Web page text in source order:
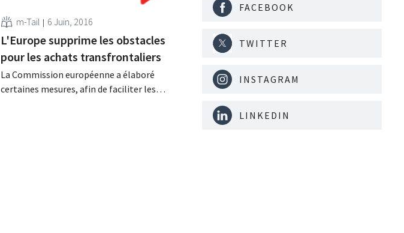
m-Tail 6 Juin, 2016
L'Europe supprime les obstacles
pour les achats transfrontaliers
La Commission européenne a élaboré
certaines mesures, afin de faciliter les
FACEBOOK
TWITTER
INSTAGRAM
LINKEDIN